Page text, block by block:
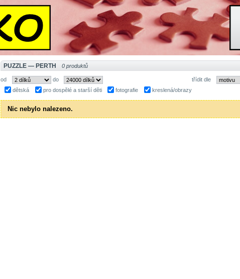
PUZZLE — PERTH 0 produktů
od do
třídit dle
dětská
pro dospělé a starší děti fotografie kreslená/obrazy
Nic nebylo nalezeno.